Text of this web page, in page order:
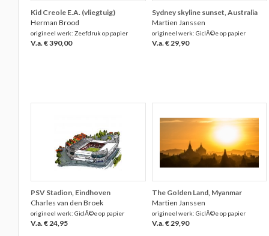
Kid Creole E.A. (vliegtuig)
Herman Brood
origineel werk: Zeefdruk op papier
V.a. € 390,00
Sydney skyline sunset, Australia
Martien Janssen
origineel werk: GiclÃ©e op papier
V.a. € 29,90
PSV Stadion, Eindhoven
Charles van den Broek
origineel werk: GiclÃ©e op papier
V.a. € 24,95
The Golden Land, Myanmar
Martien Janssen
origineel werk: GiclÃ©e op papier
V.a. € 29,90